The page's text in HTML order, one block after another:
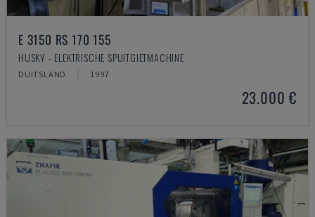
E 3150 RS 170 155
HUSKY - ELEKTRISCHE SPUITGIETMACHINE
DUITSLAND 1997
23.000 €